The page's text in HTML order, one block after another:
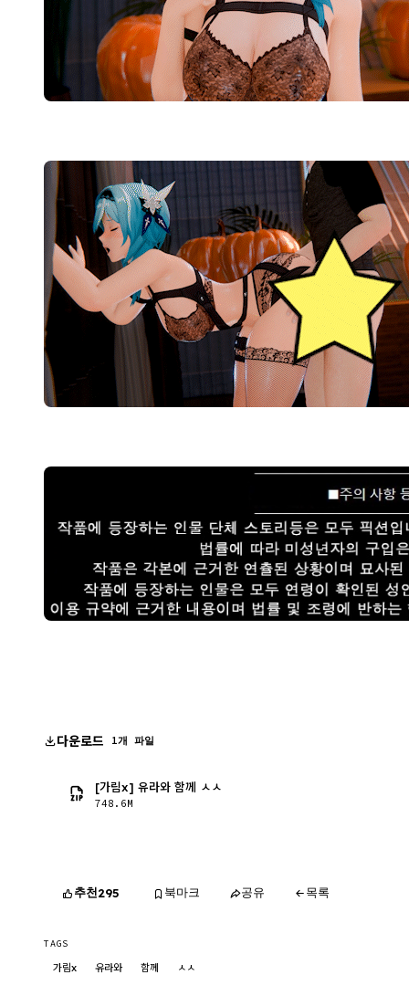
다운로드 1개 파일
[가림x] 유라와 함께 ㅅㅅ
748.6M
추천295 북마크 공유 목록
TAGS
가림x 유라와 함께 ㅅㅅ